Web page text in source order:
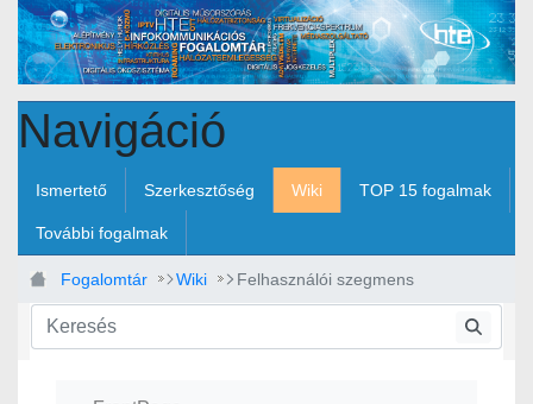
Ugrás a fő tartalomhoz
Navigáció
Ismertető Szerkesztőség Wiki TOP 15 fogalmak
További fogalmak
Fogalomtár Wiki Felhasználói szegmens